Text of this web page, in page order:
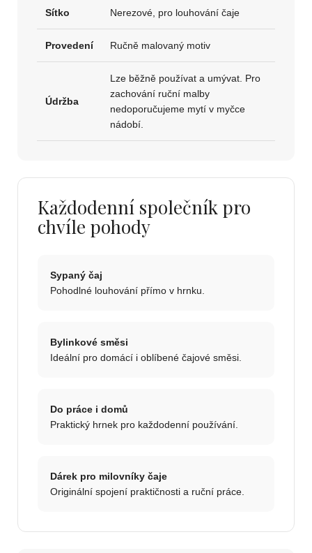
Sítko Nerezové, pro louhování čaje
Provedení Ručně malovaný motiv
Údržba
Lze běžně používat a umývat. Pro
zachování ruční malby
nedoporučujeme mytí v myčce
nádobí.
Každodenní společník pro
chvíle pohody
Sypaný čaj
Pohodlné louhování přímo v hrnku.
Bylinkové směsi
Ideální pro domácí i oblíbené čajové směsi.
Do práce i domů
Praktický hrnek pro každodenní používání.
Dárek pro milovníky čaje
Originální spojení praktičnosti a ruční práce.